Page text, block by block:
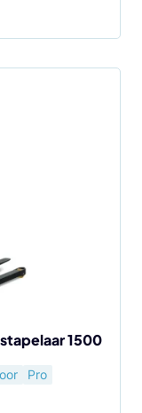
1500
Pro